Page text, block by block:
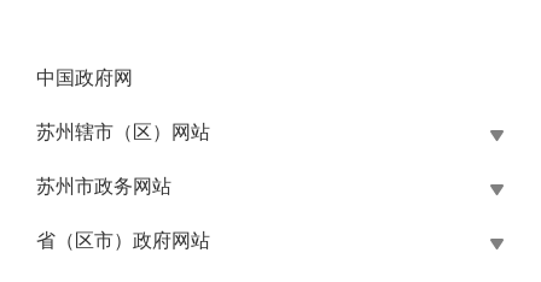
中国政府网
苏州辖市（区）网站
苏州市政务网站
省（区市）政府网站